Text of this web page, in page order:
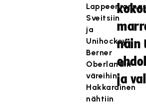
Sveitsiin
ja
Unihockey
Berner
Oberlandin
väreihin.
Hakkarainen
nähtiin
näin
ja